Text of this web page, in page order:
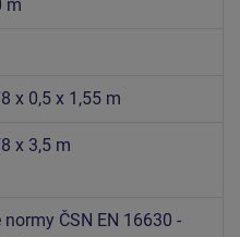
m
x 0,5 x 1,55 m
x 3,5 m
normy ČSN EN 16630 -